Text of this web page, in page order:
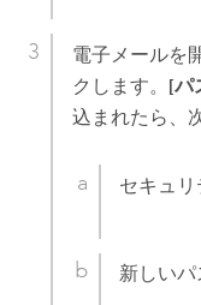
電子メールを
クします。 [パ
込まれたら、
セキュリ
新しいパ